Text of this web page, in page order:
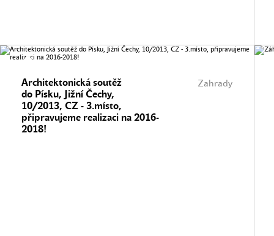
Zahrady
Architektonická soutěž
do Písku, Jižní Čechy,
10/2013, CZ - 3.místo,
připravujeme realizaci na 2016-
2018!